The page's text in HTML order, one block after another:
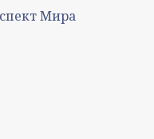
Мира